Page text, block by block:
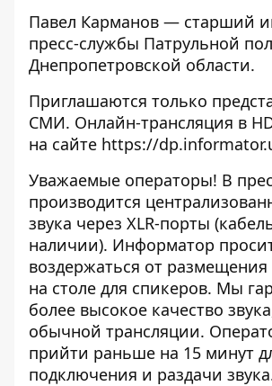
Павел Карманов — старший
пресс-службы Патрульной
Днепропетровской области.
Приглашаются только
СМИ. Онлайн-трансляция в
на сайте https://
Уважаемые операторы! В
производится
звука через XLR-порты
наличии). Информатор
воздержаться от
на столе для спикеров. Мы
более высокое качество
обычной трансляции.
прийти раньше на 15 минут
подключения и раздачи